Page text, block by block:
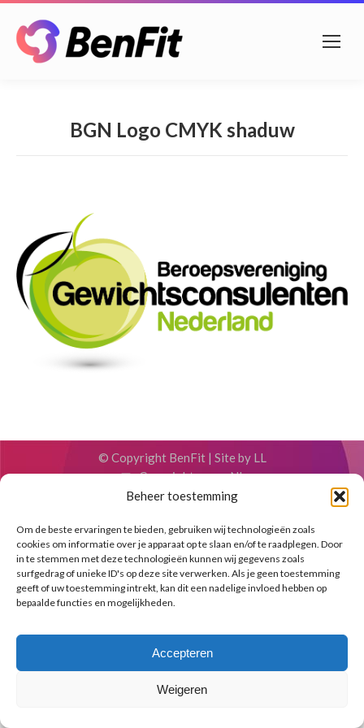
Beheer toestemming
Om de beste ervaringen te bieden, gebruiken wij technologieën zoals
cookies om informatie over je apparaat op te slaan en/of te raadplegen. Door
in te stemmen met deze technologieën kunnen wij gegevens zoals
surfgedrag of unieke ID's op deze site verwerken. Als je geen toestemming
geeft of uw toestemming intrekt, kan dit een nadelige invloed hebben op
bepaalde functies en mogelijkheden.
Accepteren
Weigeren
BGN Logo CMYK shaduw
© Copyright BenFit | Site by LL
Copyright menu-NL